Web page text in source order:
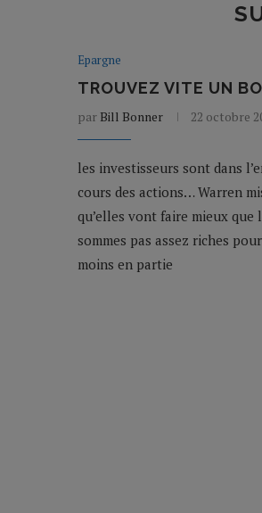
Epargne
TROUVEZ VITE UN
par Bill Bonner 22 octobre
les investisseurs sont dans
cours des actions… Warren
qu’elles vont faire mieux que
sommes pas assez riches
moins en partie